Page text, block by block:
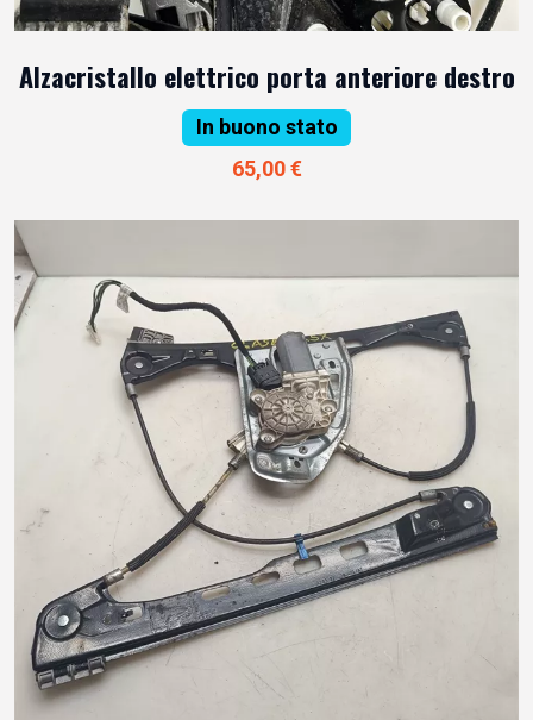
Alzacristallo elettrico porta anteriore destro
In buono stato
65,00 €